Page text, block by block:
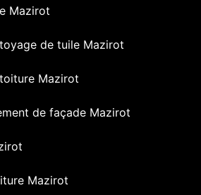
Mazirot
de tuile Mazirot
Mazirot
de façade Mazirot
Mazirot